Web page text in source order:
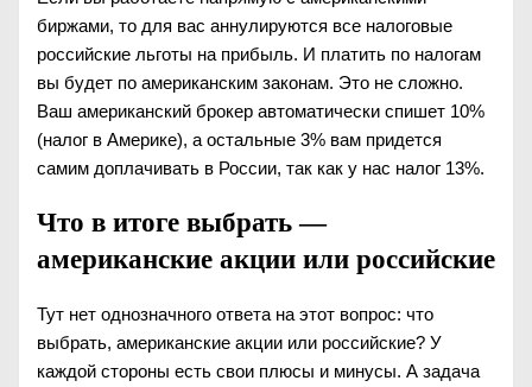
биржами, то для вас аннулируются все налоговые
российские льготы на прибыль. И платить по налогам
вы будет по американским законам. Это не сложно.
Ваш американский брокер автоматически спишет 10%
(налог в Америке), а остальные 3% вам придется
самим доплачивать в России, так как у нас налог 13%.
Что в итоге выбрать —
американские акции или российские
Тут нет однозначного ответа на этот вопрос: что
выбрать, американские акции или российские? У
каждой стороны есть свои плюсы и минусы. А задача